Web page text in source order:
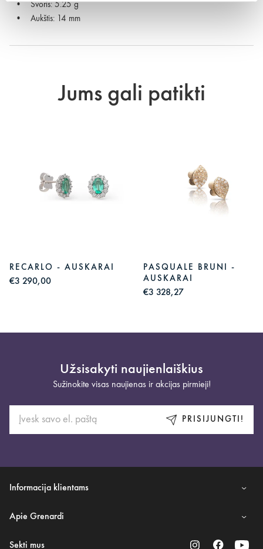
Svoris: 5.25 g
Aukštis: 14 mm
Jums gali patikti
RECARLO - AUSKARAI
€3 290,00
PASQUALE BRUNI -
AUSKARAI
€3 328,27
Užsisakyti naujienlaiškius
Sužinokite visas naujienas ir akcijas pirmieji!
PRISIJUNGTI!
Informacija klientams
Apie Grenardi
Sekti mus